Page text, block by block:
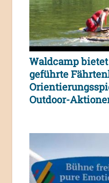
Waldcamp
geführte
Outdoor-